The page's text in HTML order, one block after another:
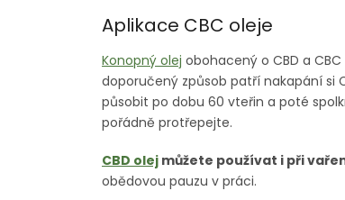
Aplikace CBC oleje
Konopný olej obohacený o CBD a
doporučený způsob patří nakapání si
působit po dobu 60 vteřin a poté
pořádně protřepejte.
CBD olej můžete používat i při
obědovou pauzu v práci.